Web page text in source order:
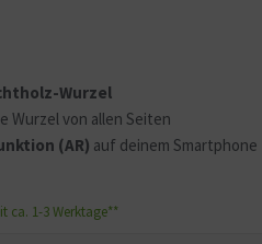
erklären
dass Ihre Daten an YouTube
dass Sie dieDatenschutzerklärung
Wurzel
Wurzel von allen Seiten
(AR) auf deinem Smartphone
ca. 1-3 Werktage**